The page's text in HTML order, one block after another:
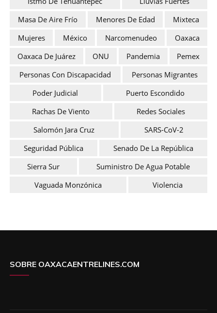
Masa De Aire Frío
Menores De Edad
Mixteca
Mujeres
México Narcomenudeo
Oaxaca
Oaxaca De Juárez
ONU Pandemia
Pemex
Personas Con Discapacidad
Personas Migrantes
Poder Judicial
Puerto Escondido
Rachas De Viento
Redes Sociales
Salomón Jara Cruz
SARS-CoV-2
Seguridad Pública
Senado De La República
Sierra Sur
Suministro De Agua Potable
Vaguada Monzónica
Violencia
SOBRE OAXACAENTRELINES.COM